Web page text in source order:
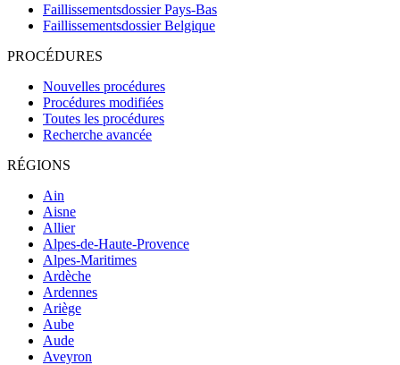
Faillissementsdossier Pays-Bas
Faillissementsdossier Belgique
PROCÉDURES
Nouvelles procédures
Procédures modifiées
Toutes les procédures
Recherche avancée
RÉGIONS
Ain
Aisne
Allier
Alpes-de-Haute-Provence
Alpes-Maritimes
Ardèche
Ardennes
Ariège
Aube
Aude
Aveyron